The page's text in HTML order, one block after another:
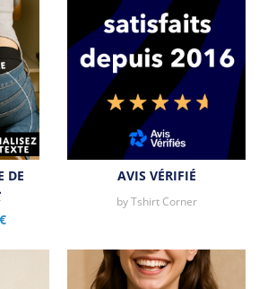
DE AVIS VÉRIFIÉ
byTshirt Corner